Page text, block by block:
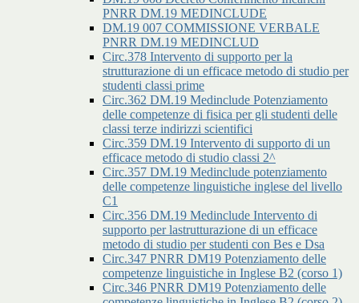
PNRR DM.19 MEDINCLUDE
DM.19 007 COMMISSIONE VERBALE
PNRR DM.19 MEDINCLUD
Circ.378 Intervento di supporto per la
strutturazione di un efficace metodo di studio per
studenti classi prime
Circ.362 DM.19 Medinclude Potenziamento
delle competenze di fisica per gli studenti delle
classi terze indirizzi scientifici
Circ.359 DM.19 Intervento di supporto di un
efficace metodo di studio classi 2^
Circ.357 DM.19 Medinclude potenziamento
delle competenze linguistiche inglese del livello
C1
Circ.356 DM.19 Medinclude Intervento di
supporto per lastrutturazione di un efficace
metodo di studio per studenti con Bes e Dsa
Circ.347 PNRR DM19 Potenziamento delle
competenze linguistiche in Inglese B2 (corso 1)
Circ.346 PNRR DM19 Potenziamento delle